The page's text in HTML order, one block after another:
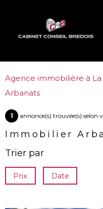
Agence immobilière à
Arbanats
1 annonce(s) trouvée(s) selon
Immobilier
Trier par
Prix Date